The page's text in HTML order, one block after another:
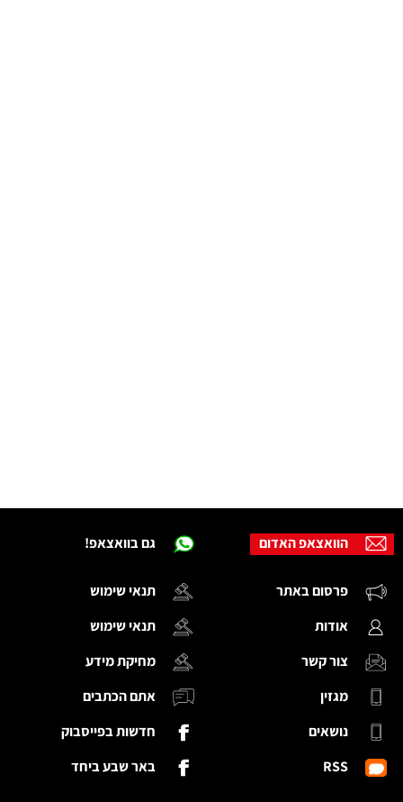
גם בוואצאפ!
תנאי שימוש
תנאי שימוש
מחיקת מידע
אתם הכתבים
חדשות בפייסבוק
באר שבע ביחד
הוואצאפ האדום
פרסום באתר
אודות
צור קשר
מגזין
נושאים
RSS